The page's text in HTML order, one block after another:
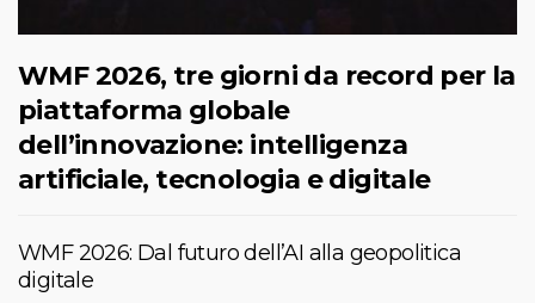
WMF 2026, tre giorni da record per la
piattaforma globale
dell’innovazione: intelligenza
artificiale, tecnologia e digitale
WMF 2026: Dal futuro dell’AI alla geopolitica
digitale